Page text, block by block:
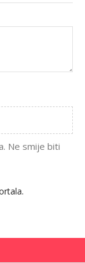
Ne smije biti